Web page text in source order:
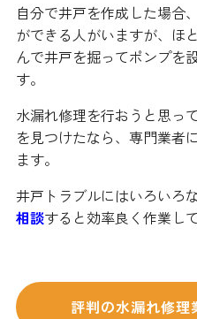
自分で井戸を作成した場合
ができる人がいますが、ほ
んで井戸を掘ってポンプを
す。
水漏れ修理を行おうと思っ
を見つけたなら、専門業者
ます。
井戸トラブルにはいろいろ
相談すると効率良く作業し
評判の水漏れ修理